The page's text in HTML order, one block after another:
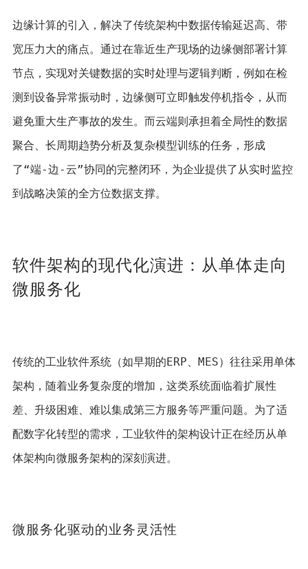
边缘计算的引入，解决了传统架构中数据传输延迟高、带
宽压力大的痛点。通过在靠近生产现场的边缘侧部署计算
节点，实现对关键数据的实时处理与逻辑判断，例如在检
测到设备异常振动时，边缘侧可立即触发停机指令，从而
避免重大生产事故的发生。而云端则承担着全局性的数据
聚合、长周期趋势分析及复杂模型训练的任务，形成
了“端-边-云”协同的完整闭环，为企业提供了从实时监控
到战略决策的全方位数据支撑。
软件架构的现代化演进：从单体走向
微服务化
传统的工业软件系统（如早期的ERP、MES）往往采用单体
架构，随着业务复杂度的增加，这类系统面临着扩展性
差、升级困难、难以集成第三方服务等严重问题。为了适
配数字化转型的需求，工业软件的架构设计正在经历从单
体架构向微服务架构的深刻演进。
微服务化驱动的业务灵活性